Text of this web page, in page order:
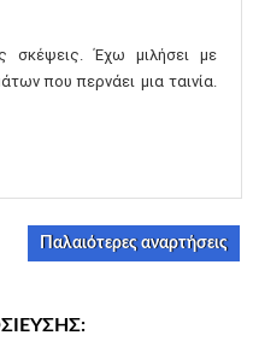
σκέψεις. Έχω μιλήσει με
που περνάει μια ταινία.
Παλαιότερες αναρτήσεις